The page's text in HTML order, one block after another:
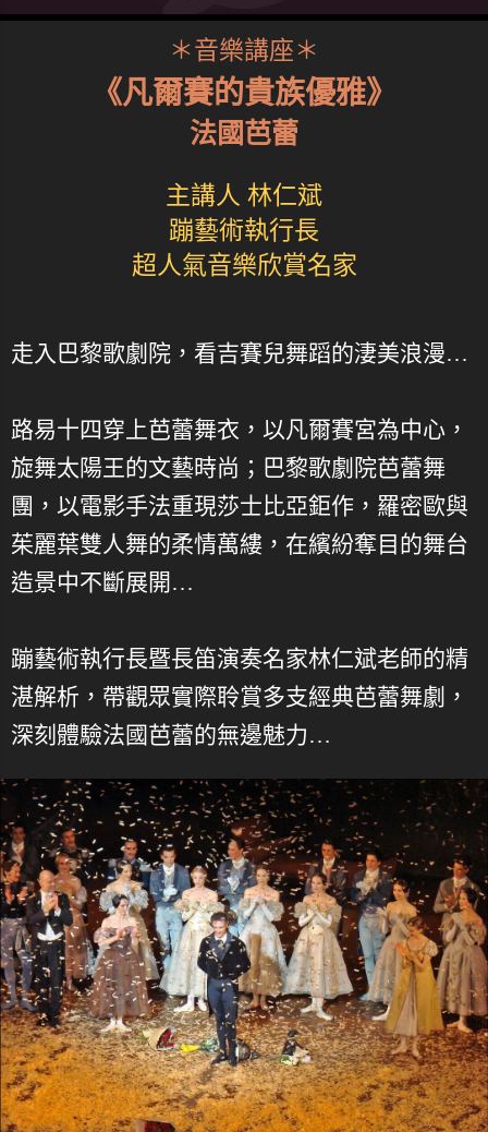
＊音樂講座＊
《凡爾賽的貴族優雅》
法國芭蕾
主講人 林仁斌
蹦藝術執行長
超人氣音樂欣賞名家
走入巴黎歌劇院，看吉賽兒舞蹈的淒美浪漫…
路易十四穿上芭蕾舞衣，以凡爾賽宮為中心，
旋舞太陽王的文藝時尚；巴黎歌劇院芭蕾舞
團，以電影手法重現莎士比亞鉅作，羅密歐與
茱麗葉雙人舞的柔情萬縷，在繽紛奪目的舞台
造景中不斷展開…
蹦藝術執行長暨長笛演奏名家林仁斌老師的精
湛解析，帶觀眾實際聆賞多支經典芭蕾舞劇，
深刻體驗法國芭蕾的無邊魅力…